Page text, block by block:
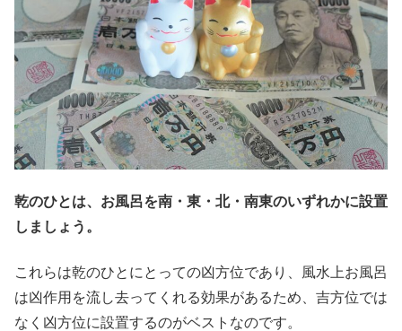
乾のひとは、お風呂を南・東・北・南東のいずれかに設置
しましょう。
これらは乾のひとにとっての凶方位であり、風水上お風呂
は凶作用を流し去ってくれる効果があるため、吉方位では
なく凶方位に設置するのがベストなのです。